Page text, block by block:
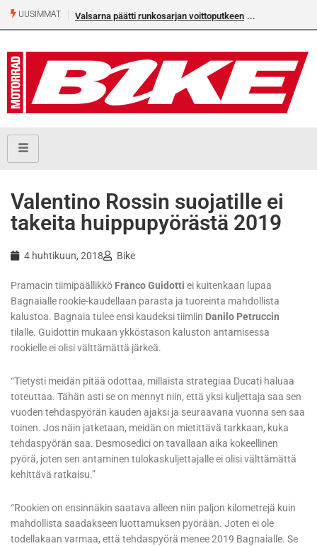
UUSIMMAT Valsarna päätti runkosarjan voittoputkeen
Valentino Rossin suojatille ei
takeita huippupyörästä 2019
4 huhtikuun, 2018 Bike
Pramacin tiimipäällikkö Franco Guidotti ei kuitenkaan lupaa
Bagnaialle rookie-kaudellaan parasta ja tuoreinta mahdollista
kalustoa. Bagnaia tulee ensi kaudeksi tiimiin Danilo Petruccin
tilalle. Guidottin mukaan ykköstason kaluston antamisessa
rookielle ei olisi välttämättä järkeä.
“Tietysti meidän pitää odottaa, millaista strategiaa Ducati haluaa
toteuttaa. Tähän asti se on mennyt niin, että yksi kuljettaja saa sen
vuoden tehdaspyörän kauden ajaksi ja seuraavana vuonna sen saa
toinen. Jos näin jatketaan, meidän on mietittävä tarkkaan, kuka
tehdaspyörän saa. Desmosedici on tavallaan aika kokeellinen
pyörä, joten sen antaminen tulokaskuljettajalle ei olisi välttämättä
kehittävä ratkaisu.”
“Rookien on ensinnäkin saatava alleen niin paljon kilometrejä kuin
mahdollista saadakseen luottamuksen pyörään. Joten ei ole
todellakaan varmaa, että tehdaspyörä menee 2019 Bagnaialle. Se